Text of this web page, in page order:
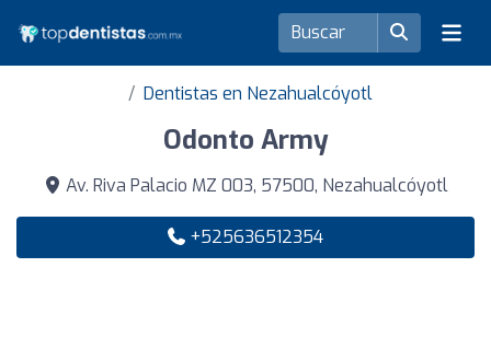
Dentistas en Nezahualcóyotl
Odonto Army
Av. Riva Palacio MZ 003, 57500, Nezahualcóyotl
+525636512354